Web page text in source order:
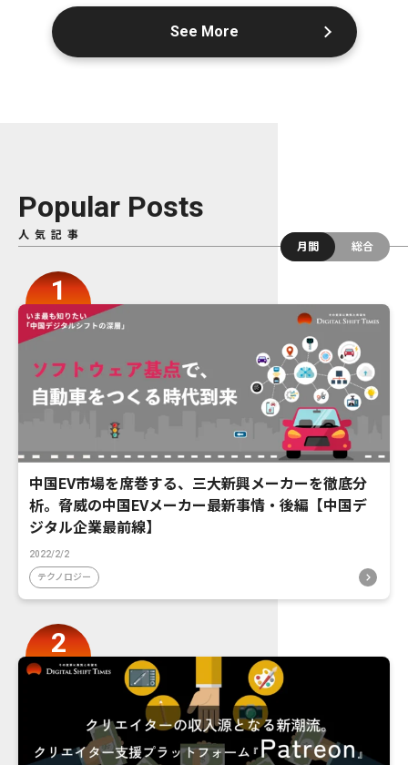
See More
Popular Posts
人気記事
月間
総合
中国EV市場を席巻する、三大新興メーカーを徹底分
析。脅威の中国EVメーカー最新事情・後編【中国デ
ジタル企業最前線】
2022/2/2
テクノロジー